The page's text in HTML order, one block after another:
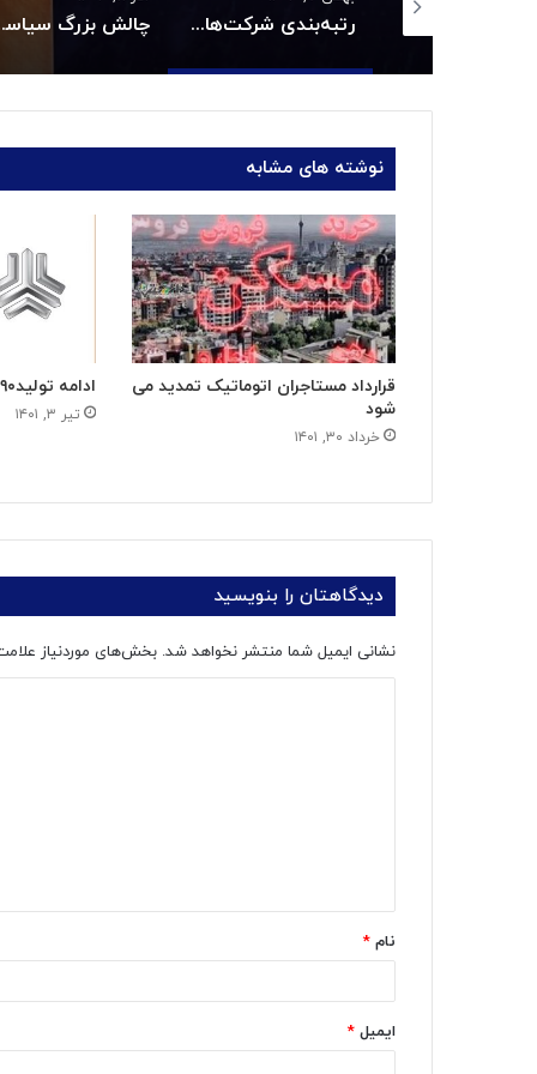
رتبه‌بندی شرکت‌های برتر ایران در همایش IMI100 چالش بزرگ
نوشته های مشابه
قرارداد مستاجران اتوماتیک تمدید می
شود
خرداد ۳۰, ۱۴۰۱
ادامه تولید۹۰ درصدی خودرو سایپا
تیر ۳, ۱۴۰۱
دیدگاهتان را بنویسید
نشانی ایمیل شما منتشر نخواهد شد. بخش‌های موردنیاز
*
نام *
ایمیل *